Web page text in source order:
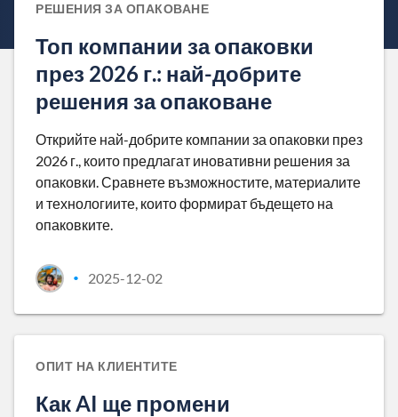
РЕШЕНИЯ ЗА ОПАКОВАНЕ
Топ компании за опаковки
през 2026 г.: най-добрите
решения за опаковане
Открийте най-добрите компании за опаковки през
2026 г., които предлагат иновативни решения за
опаковки. Сравнете възможностите, материалите
и технологиите, които формират бъдещето на
опаковките.
• 2025-12-02
ОПИТ НА КЛИЕНТИТЕ
Как AI ще промени